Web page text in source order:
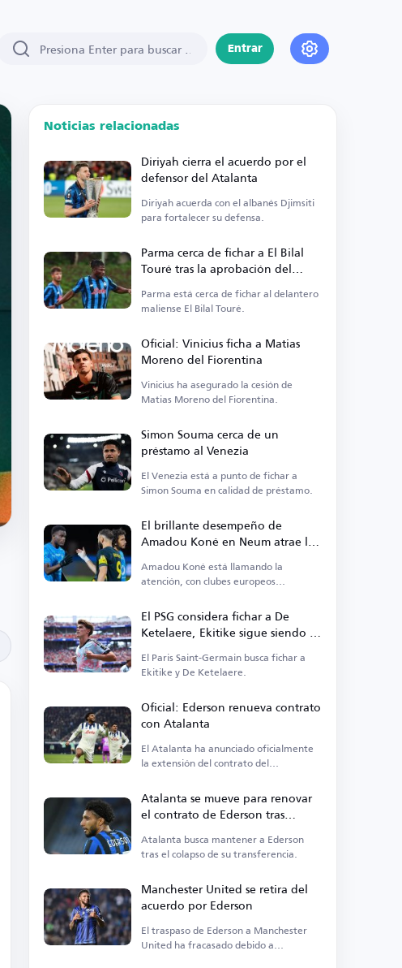
Entrar
Noticias relacionadas
Diriyah cierra el acuerdo por el
defensor del Atalanta
Diriyah acuerda con el albanés Djimsiti
para fortalecer su defensa.
Parma cerca de fichar a El Bilal
Touré tras la aprobación del
Parma está cerca de fichar al delantero
maliense El Bilal Touré.
Oficial: Vinicius ficha a Matias
Moreno del Fiorentina
Vinicius ha asegurado la cesión de
Matias Moreno del Fiorentina.
Simon Souma cerca de un
préstamo al Venezia
El Venezia está a punto de fichar a
Simon Souma en calidad de préstamo.
El brillante desempeño de
Amadou Koné en Neum atrae la
atención de 3 clubes europeos
Amadou Koné está llamando la
atención, con clubes europeos
El PSG considera fichar a De
Ketelaere, Ekitike sigue siendo la
prioridad
El Paris Saint-Germain busca fichar a
Ekitike y De Ketelaere.
Oficial: Ederson renueva contrato
con Atalanta
El Atalanta ha anunciado oficialmente
la extensión del contrato del
Atalanta se mueve para renovar
el contrato de Ederson tras
fallido traspaso al Manchester
United
Atalanta busca mantener a Ederson
tras el colapso de su transferencia.
Manchester United se retira del
acuerdo por Ederson
El traspaso de Ederson a Manchester
United ha fracasado debido a